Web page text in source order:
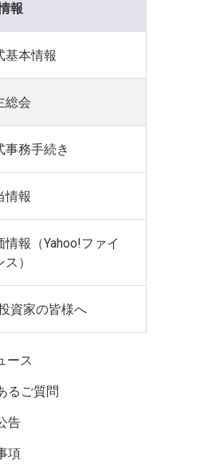
報
基本情報
総会
事務手続き
情報
情報（Yahoo!ファイ
）
資家の皆様へ
ース
るご質問
告
項